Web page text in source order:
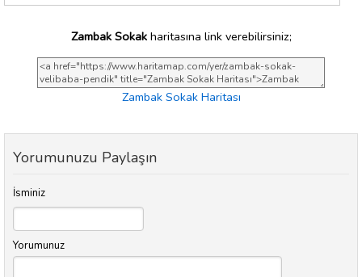
Zambak Sokakharitasına link verebilirsiniz;
Zambak Sokak Haritası
Yorumunuzu Paylaşın
İsminiz
Yorumunuz